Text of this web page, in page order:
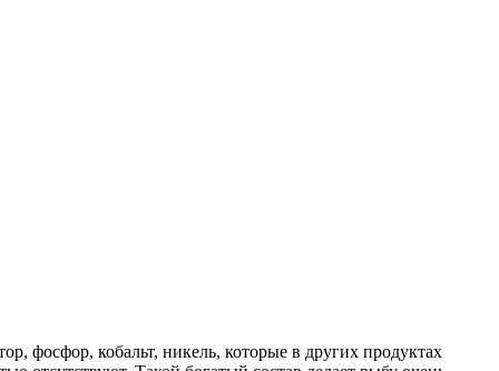
фосфор, кобальт, никель, которые в других продуктах